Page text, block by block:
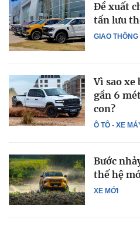
GIAO THÔNG
Đề xuất
tấn lưu
Ô TÔ - XE
Vì sao xe
gần 6
con?
XE MỚI
Bước
thế hệ